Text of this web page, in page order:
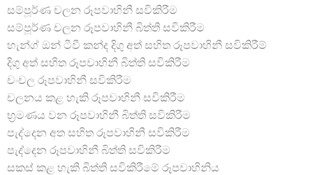
සම්පූර්ණ චලන රූපවාහිනී සවිකිරීම
සම්පූර්ණ චලන රූපවාහිනී බිත්ති සවිකිරීම
හැන්ග් ඔන් ටීවී කන්ද දිගු අත් සහිත රූපවාහිනී සවිකිරීම්
දිගු අත් සහිත රූපවාහිනී බිත්ති සවිකිරීම
චංචල රූපවාහිනී සවිකිරීම
චලනය කළ හැකි රූපවාහිනී සවිකිරීම
භ්‍රමණය වන රූපවාහිනී බිත්ති සවිකිරීම
පැද්දෙන අත සහිත රූපවාහිනී සවිකිරීම
පැද්දෙන රූපවාහිනී බිත්ති සවිකිරීම
සකස් කළ හැකි බිත්ති සවිකිරීමේ රූපවාහිනිය